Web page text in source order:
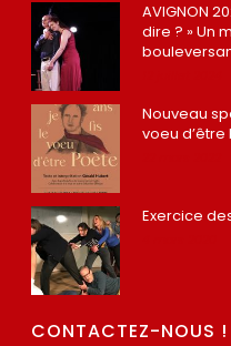
AVIGNON
dire ? » Un
Nouveau
voeu d’être
Exercice
CONTACTEZ-NOUS !